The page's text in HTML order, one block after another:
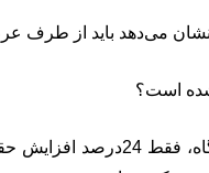
نشان می‌دهد باید از طرف